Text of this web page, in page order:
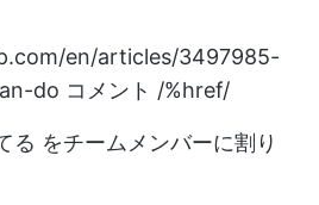
en/articles/3497985-
do コメント /%href/
る をチームメンバーに割り